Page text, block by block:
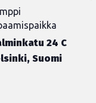
24 C
, Suomi